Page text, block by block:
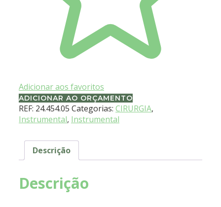
Adicionar aos favoritos
ADICIONAR AO ORÇAMENTO
REF: 24.454.05 Categorias: CIRURGIA,
Instrumental, Instrumental
Descrição
Descrição